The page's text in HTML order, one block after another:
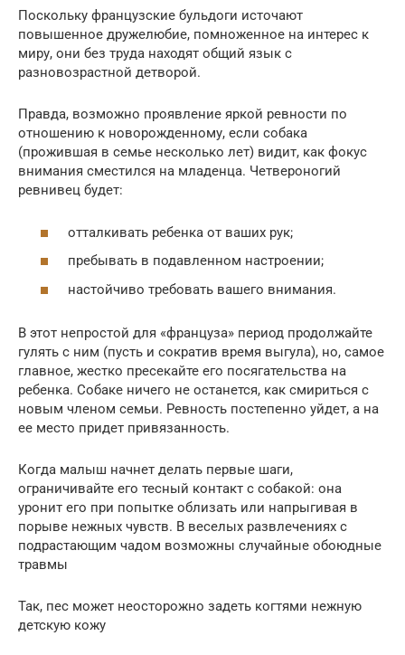
Поскольку французские бульдоги источают
повышенное дружелюбие, помноженное на интерес к
миру, они без труда находят общий язык с
разновозрастной детворой.
Правда, возможно проявление яркой ревности по
отношению к новорожденному, если собака
(прожившая в семье несколько лет) видит, как фокус
внимания сместился на младенца. Четвероногий
ревнивец будет:
отталкивать ребенка от ваших рук;
пребывать в подавленном настроении;
настойчиво требовать вашего внимания.
В этот непростой для «француза» период продолжайте
гулять с ним (пусть и сократив время выгула), но, самое
главное, жестко пресекайте его посягательства на
ребенка. Собаке ничего не останется, как смириться с
новым членом семьи. Ревность постепенно уйдет, а на
ее место придет привязанность.
Когда малыш начнет делать первые шаги,
ограничивайте его тесный контакт с собакой: она
уронит его при попытке облизать или напрыгивая в
порыве нежных чувств. В веселых развлечениях с
подрастающим чадом возможны случайные обоюдные
травмы
Так, пес может неосторожно задеть когтями нежную
детскую кожу